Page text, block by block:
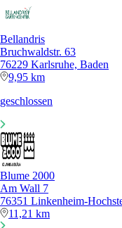
Bellandris
Bruchwaldstr. 63
76229 Karlsruhe, Baden
9,95 km
geschlossen
Blume 2000
Am Wall 7
76351 Linkenheim-
11,21 km